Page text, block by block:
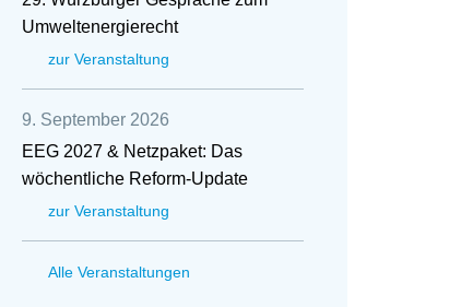
Umweltenergierecht
zur Veranstaltung
9. September 2026
EEG 2027 & Netzpaket: Das
wöchentliche Reform-Update
zur Veranstaltung
Alle Veranstaltungen